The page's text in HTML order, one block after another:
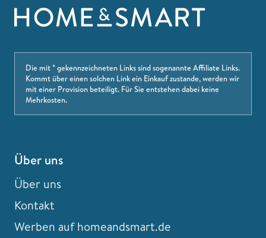
Die mit * gekennzeichneten Links sind sogenannte Affiliate Links.
Kommt über einen solchen Link ein Einkauf zustande, werden wir
mit einer Provision beteiligt. Für Sie entstehen dabei keine
Mehrkosten.
Über uns
Über uns
Kontakt
Werben auf homeandsmart.de